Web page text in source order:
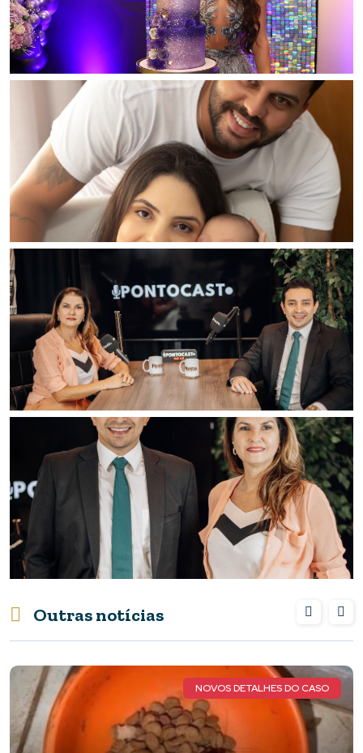
Outras notícias
NOVOS DETALHES DO CASO